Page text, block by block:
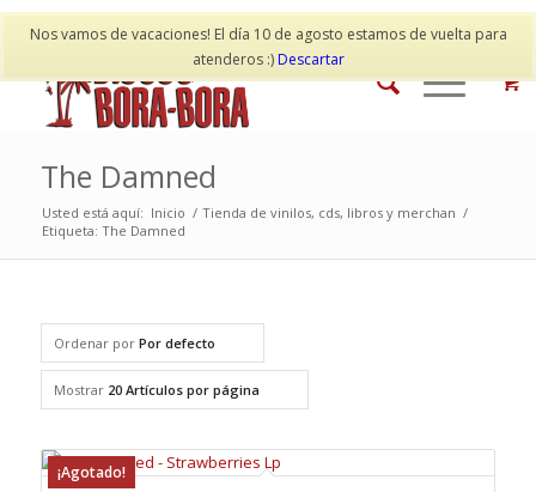
Nos vamos de vacaciones! El día 10 de agosto estamos de vuelta para
atenderos :)Descartar
Mi cuenta Contacto
The Damned
Usted está aquí: Inicio / Tienda de vinilos, cds, libros y merchan /
Etiqueta: The Damned
Ordenar por Por defecto
Mostrar 20 Artículos por página
¡Agotado!